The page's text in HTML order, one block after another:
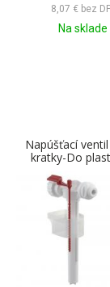
8,07 € bez
Na sklade
Napúšťací
kratky-Do